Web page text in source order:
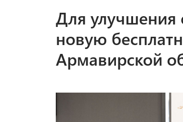
Сообщество
Для улучшения
новую
Армавирской